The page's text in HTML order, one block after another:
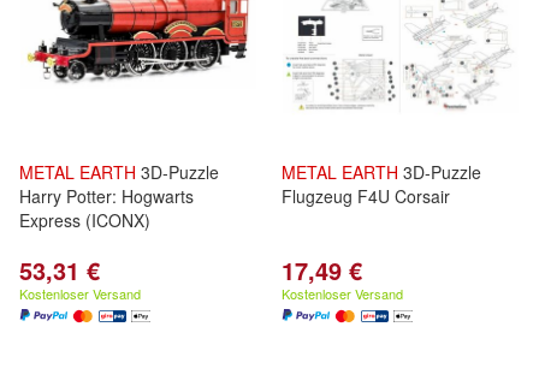
METAL EARTH 3D-Puzzle
Harry Potter: Hogwarts
Express (ICONX)
53,31 €
Kostenloser Versand
METAL EARTH 3D-Puzzle
Flugzeug F4U Corsair
17,49 €
Kostenloser Versand